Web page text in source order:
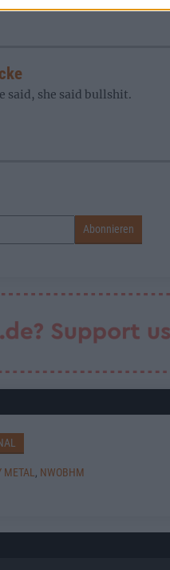
said, she said bullshit.
METAL, NWOBHM